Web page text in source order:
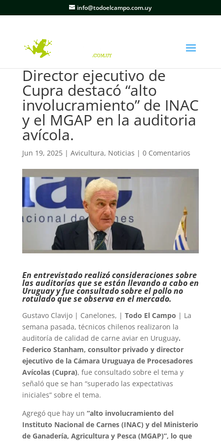
info@todoelcampo.com.uy
Director ejecutivo de
Cupra destacó “alto
involucramiento” de INAC
y el MGAP en la auditoria
avícola.
Jun 19, 2025| Avicultura, Noticias | 0 Comentarios
En entrevistado realizó consideraciones sobre
las auditorías que se están llevando a cabo en
Uruguay y fue consultado sobre el pollo no
rotulado que se observa en el mercado.
Gustavo Clavijo | Canelones, | Todo El Campo | La
semana pasada, técnicos chilenos realizaron la
auditoría de calidad de carne aviar en Uruguay.
Federico Stanham, consultor privado y director
ejecutivo de la Cámara Uruguaya de Procesadores
Avícolas (Cupra), fue consultado sobre el tema y
señaló que se han “superado las expectativas
iniciales” sobre el tema.
Agregó que hay un “alto involucramiento del
Instituto Nacional de Carnes (INAC) y del Ministerio
de Ganadería, Agricultura y Pesca (MGAP)”, lo que